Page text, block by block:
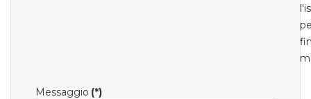
Messaggio (*)